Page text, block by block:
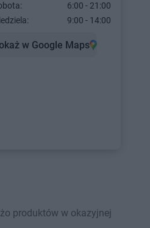
6:00 - 21:00
9:00 - 14:00
w Google Maps
produktów w okazyjnej